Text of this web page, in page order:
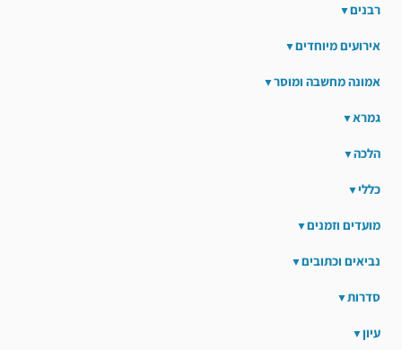
רבנים
אירועים מיוחדים
אמונה מחשבה ומוסר
גמרא
הלכה
כללי
מועדים וזמנים
נביאים וכתובים
סדרות
עיון